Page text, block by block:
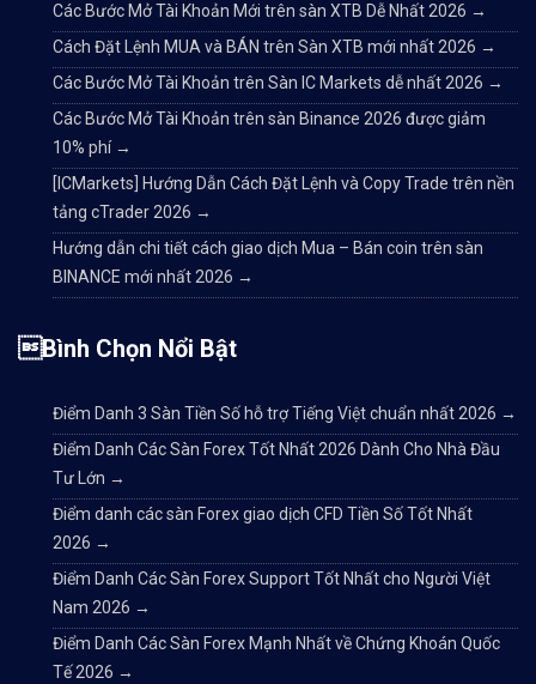
Các Bước Mở Tài Khoản Mới trên sàn XTB Dễ Nhất 2026 →
Cách Đặt Lệnh MUA và BÁN trên Sàn XTB mới nhất 2026 →
Các Bước Mở Tài Khoản trên Sàn IC Markets dễ nhất 2026 →
Các Bước Mở Tài Khoản trên sàn Binance 2026 được giảm
10% phí →
[ICMarkets] Hướng Dẫn Cách Đặt Lệnh và Copy Trade trên nền
tảng cTrader 2026 →
Hướng dẫn chi tiết cách giao dịch Mua – Bán coin trên sàn
BINANCE mới nhất 2026 →
Bình Chọn Nổi Bật
Điểm Danh 3 Sàn Tiền Số hỗ trợ Tiếng Việt chuẩn nhất 2026 →
Điểm Danh Các Sàn Forex Tốt Nhất 2026 Dành Cho Nhà Đầu
Tư Lớn →
Điểm danh các sàn Forex giao dịch CFD Tiền Số Tốt Nhất
2026 →
Điểm Danh Các Sàn Forex Support Tốt Nhất cho Người Việt
Nam 2026 →
Điểm Danh Các Sàn Forex Mạnh Nhất về Chứng Khoán Quốc
Tế 2026 →